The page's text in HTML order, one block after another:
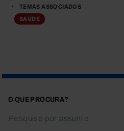
TEMAS ASSOCIADOS
SAÚDE
O QUE PROCURA?